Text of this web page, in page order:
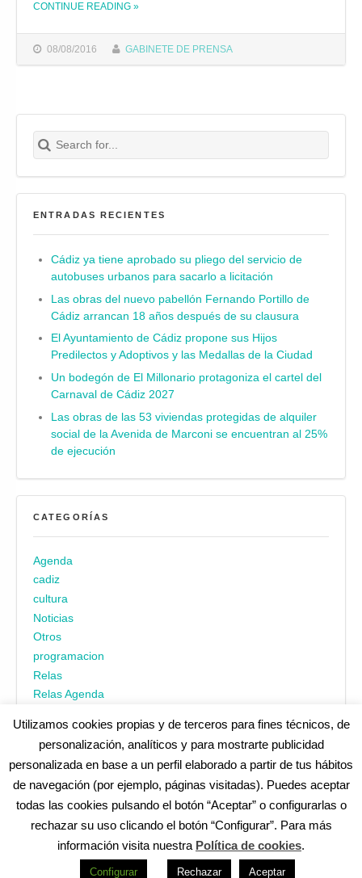
08/08/2016 GABINETE DE PRENSA
CONTINUE READING »
Search for:
Buscar
ENTRADAS RECIENTES
Cádiz ya tiene aprobado su pliego del servicio de
autobuses urbanos para sacarlo a licitación
Las obras del nuevo pabellón Fernando Portillo de
Cádiz arrancan 18 años después de su clausura
El Ayuntamiento de Cádiz propone sus Hijos
Predilectos y Adoptivos y las Medallas de la Ciudad
Un bodegón de El Millonario protagoniza el cartel del
Carnaval de Cádiz 2027
Las obras de las 53 viviendas protegidas de alquiler
social de la Avenida de Marconi se encuentran al 25%
de ejecución
CATEGORÍAS
Agenda
cadiz
cultura
Noticias
Otros
programacion
Relas
Relas Agenda
¿No encuentras alguna cosa? Echa un vistazo encadiz.es|
Aviso legal| Política de privacidad|Accesibilidad| Política de
Redes Sociales (Listado completo):
Utilizamos cookies propias y de terceros para fines técnicos, de
personalización, analíticos y para mostrarte publicidad
personalizada en base a un perfil elaborado a partir de tus hábitos
de navegación (por ejemplo, páginas visitadas). Puedes aceptar
todas las cookies pulsando el botón “Aceptar” o configurarlas o
rechazar su uso clicando el botón “Configurar”. Para más
información visita nuestra Política de cookies.
Configurar Rechazar Aceptar